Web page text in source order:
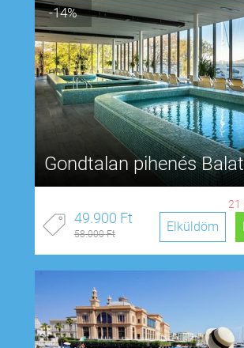
-14%
Gondtalan pihenés
21
49.900 Ft
58.000 Ft Elküldöm